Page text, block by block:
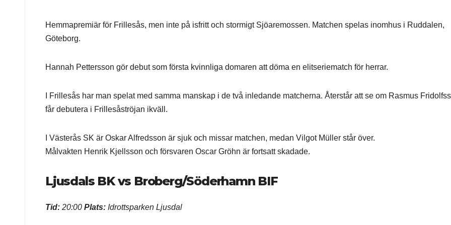
Hemmapremiär för Frillesås, men inte på isfritt och stormigt Sjöaremossen. Matchen spelas inomhus i Ruddalen,
Göteborg.
Hannah Pettersson gör debut som första kvinnliga domaren att döma en elitseriematch för herrar.
I Frillesås har man spelat med samma manskap i de två inledande matcherna. Återstår att se om Rasmus
får debutera i Frillesåströjan ikväll.
I Västerås SK är Oskar Alfredsson är sjuk och missar matchen, medan Vilgot Müller står över.
Målvakten Henrik Kjellsson och försvaren Oscar Gröhn är fortsatt skadade.
Ljusdals BK vs Broberg/Söderhamn BIF
Tid: 20:00 Plats: Idrottsparken Ljusdal